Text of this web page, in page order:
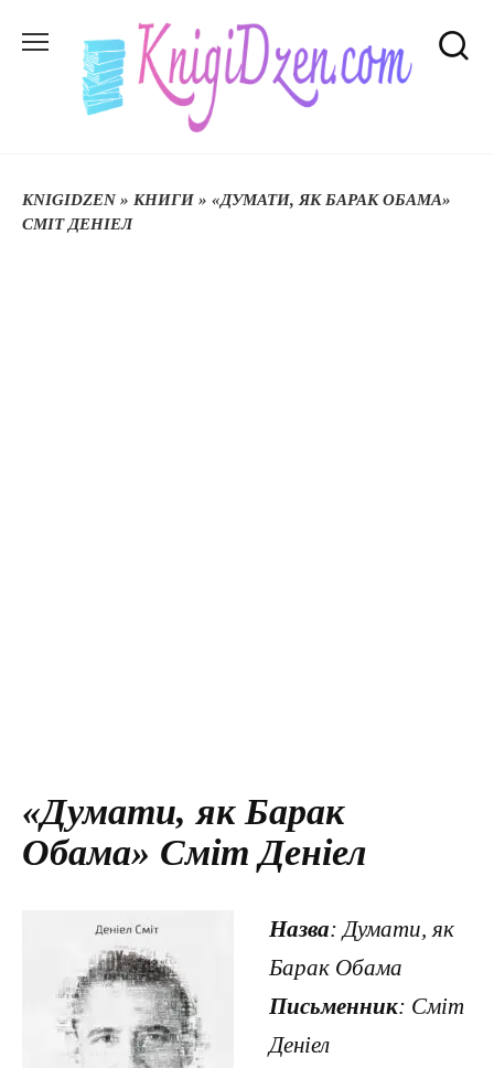
до
KNIGIDZEN» КНИГИ » «ДУМАТИ, ЯК БАРАК ОБАМА»
СМІТ ДЕНІЕЛ
«Думати, як Барак
Обама» Сміт Деніел
Назва: Думати, як
Барак Обама
Письменник: Сміт
Деніел